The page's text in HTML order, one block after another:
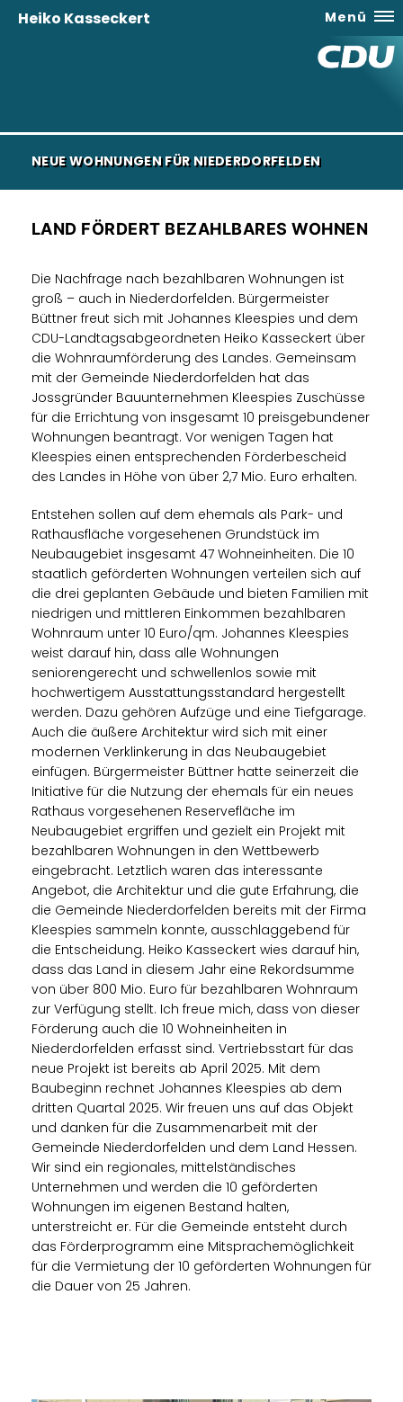
Heiko Kasseckert Menü
NEUE WOHNUNGEN FÜR NIEDERDORFELDEN
LAND FÖRDERT BEZAHLBARES WOHNEN
Die Nachfrage nach bezahlbaren Wohnungen ist
groß – auch in Niederdorfelden. Bürgermeister
Büttner freut sich mit Johannes Kleespies und dem
CDU-Landtagsabgeordneten Heiko Kasseckert über
die Wohnraumförderung des Landes. Gemeinsam
mit der Gemeinde Niederdorfelden hat das
Jossgründer Bauunternehmen Kleespies Zuschüsse
für die Errichtung von insgesamt 10 preisgebundener
Wohnungen beantragt. Vor wenigen Tagen hat
Kleespies einen entsprechenden Förderbescheid
des Landes in Höhe von über 2,7 Mio. Euro erhalten.
Entstehen sollen auf dem ehemals als Park- und
Rathausfläche vorgesehenen Grundstück im
Neubaugebiet insgesamt 47 Wohneinheiten. Die 10
staatlich geförderten Wohnungen verteilen sich auf
die drei geplanten Gebäude und bieten Familien mit
niedrigen und mittleren Einkommen bezahlbaren
Wohnraum unter 10 Euro/qm. Johannes Kleespies
weist darauf hin, dass alle Wohnungen
seniorengerecht und schwellenlos sowie mit
hochwertigem Ausstattungsstandard hergestellt
werden. Dazu gehören Aufzüge und eine Tiefgarage.
Auch die äußere Architektur wird sich mit einer
modernen Verklinkerung in das Neubaugebiet
einfügen. Bürgermeister Büttner hatte seinerzeit die
Initiative für die Nutzung der ehemals für ein neues
Rathaus vorgesehenen Reservefläche im
Neubaugebiet ergriffen und gezielt ein Projekt mit
bezahlbaren Wohnungen in den Wettbewerb
eingebracht. Letztlich waren das interessante
Angebot, die Architektur und die gute Erfahrung, die
die Gemeinde Niederdorfelden bereits mit der Firma
Kleespies sammeln konnte, ausschlaggebend für
die Entscheidung. Heiko Kasseckert wies darauf hin,
dass das Land in diesem Jahr eine Rekordsumme
von über 800 Mio. Euro für bezahlbaren Wohnraum
zur Verfügung stellt. Ich freue mich, dass von dieser
Förderung auch die 10 Wohneinheiten in
Niederdorfelden erfasst sind. Vertriebsstart für das
neue Projekt ist bereits ab April 2025. Mit dem
Baubeginn rechnet Johannes Kleespies ab dem
dritten Quartal 2025. Wir freuen uns auf das Objekt
und danken für die Zusammenarbeit mit der
Gemeinde Niederdorfelden und dem Land Hessen.
Wir sind ein regionales, mittelständisches
Unternehmen und werden die 10 geförderten
Wohnungen im eigenen Bestand halten,
unterstreicht er. Für die Gemeinde entsteht durch
das Förderprogramm eine Mitsprachemöglichkeit
für die Vermietung der 10 geförderten Wohnungen für
die Dauer von 25 Jahren.